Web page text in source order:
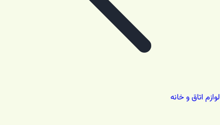
لوازم اتاق و خانه